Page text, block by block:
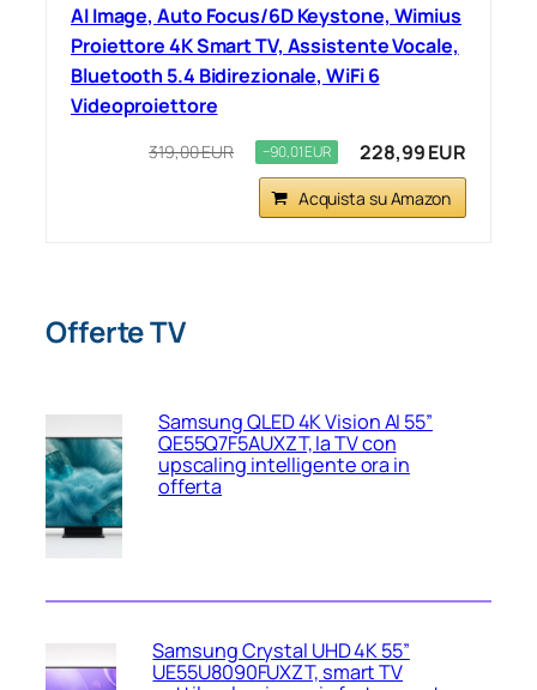
AI Image, Auto Focus/6D Keystone, Wimius
Proiettore 4K Smart TV, Assistente Vocale,
Bluetooth 5.4 Bidirezionale, WiFi 6
Videoproiettore
319,00 EUR −90,01 EUR 228,99 EUR
Acquista su Amazon
Offerte TV
Samsung QLED 4K Vision AI 55”
QE55Q7F5AUXZT, la TV con
upscaling intelligente ora in
offerta
Samsung Crystal UHD 4K 55”
UE55U8090FUXZT, smart TV